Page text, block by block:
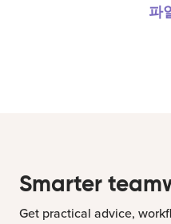
파
Smarter
Get practical advice,